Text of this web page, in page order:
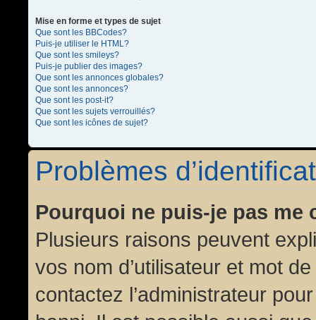
Mise en forme et types de sujet
Que sont les BBCodes?
Puis-je utiliser le HTML?
Que sont les smileys?
Puis-je publier des images?
Que sont les annonces globales?
Que sont les annonces?
Que sont les post-it?
Que sont les sujets verrouillés?
Que sont les icônes de sujet?
Problèmes
Pourquoi ne puis-je pas me
Plusieurs raisons peuvent
vos nom d’utilisateur et mot
contactez l’administrateur